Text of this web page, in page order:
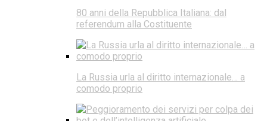
80 anni della Repubblica Italiana: dal
referendum alla Costituente
La Russia urla al diritto internazionale… a
comodo proprio